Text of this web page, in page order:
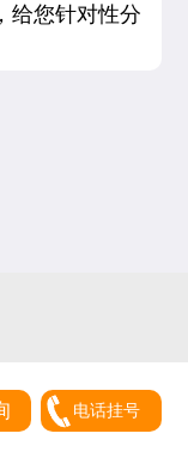
给您针对性分
电话挂号